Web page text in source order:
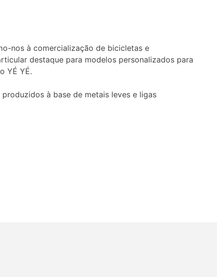
nos à comercialização de bicicletas e
destaque para modelos personalizados para
YÉ YÉ.
à base de metais leves e ligas